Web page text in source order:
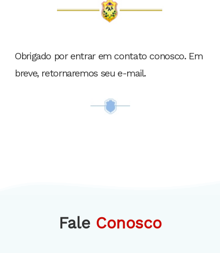
Obrigado por entrar em contato conosco. Em
breve, retornaremos seu e-mail.
Fale Conosco